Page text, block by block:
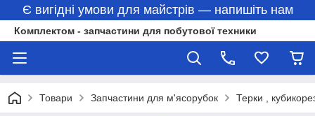
Є вигідні умови для майстрів — напишіть нам
Комплектом - запчастини для побутової техники
Товари Запчастини для м'ясорубок Терки ,